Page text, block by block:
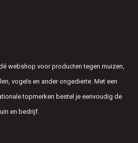
webshop voor producten tegen muizen,
vogels en ander ongedierte. Met een
topmerken bestel je eenvoudig de
en bedrijf.